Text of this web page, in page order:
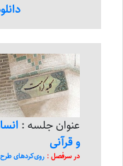
عنوان جلسه :
و قرآنی
در سرفصل : روی‌کرد‌های